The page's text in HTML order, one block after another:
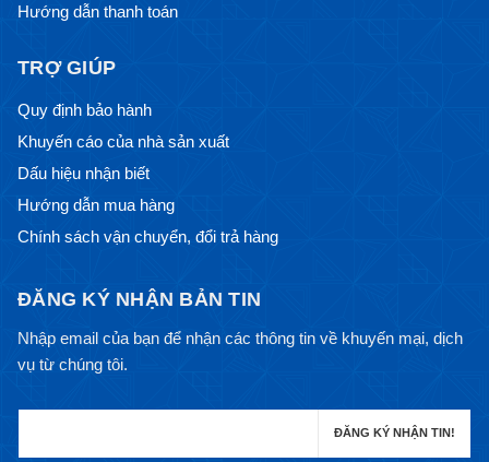
Hướng dẫn thanh toán
TRỢ GIÚP
Quy định bảo hành
Khuyến cáo của nhà sản xuất
Dấu hiệu nhận biết
Hướng dẫn mua hàng
Chính sách vận chuyển, đổi trả hàng
ĐĂNG KÝ NHẬN BẢN TIN
Nhập email của bạn để nhận các thông tin về khuyến mại, dịch
vụ từ chúng tôi.